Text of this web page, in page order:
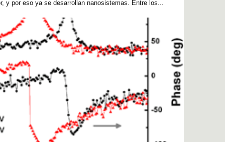
y por eso ya se desarrollan nanosistemas. Entre los...